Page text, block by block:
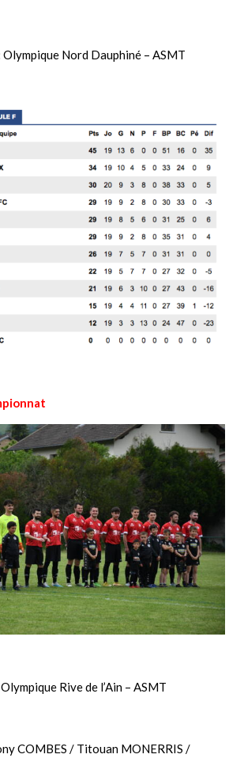
Olympique Nord Dauphiné – ASMT
Olympique Rive de l’Ain – ASMT
COMBES / Titouan MONERRIS /